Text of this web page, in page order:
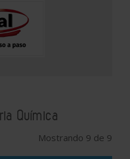
Química
Mostrando 9 de 9